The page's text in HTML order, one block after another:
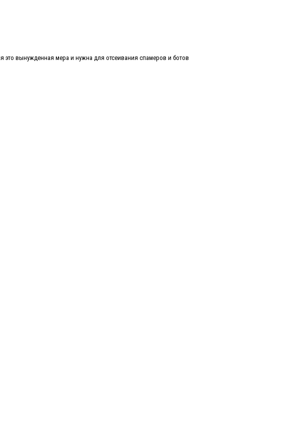
это вынужденная мера и нужна для отсеивания спамеров и ботов